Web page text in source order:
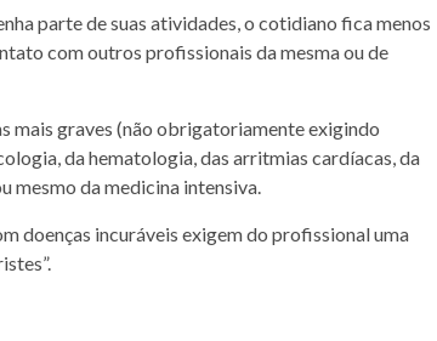
parte de suas atividades, o cotidiano fica menos
com outros profissionais da mesma ou de
mais graves (não obrigatoriamente exigindo
da hematologia, das arritmias cardíacas, da
mesmo da medicina intensiva.
doenças incuráveis exigem do profissional uma